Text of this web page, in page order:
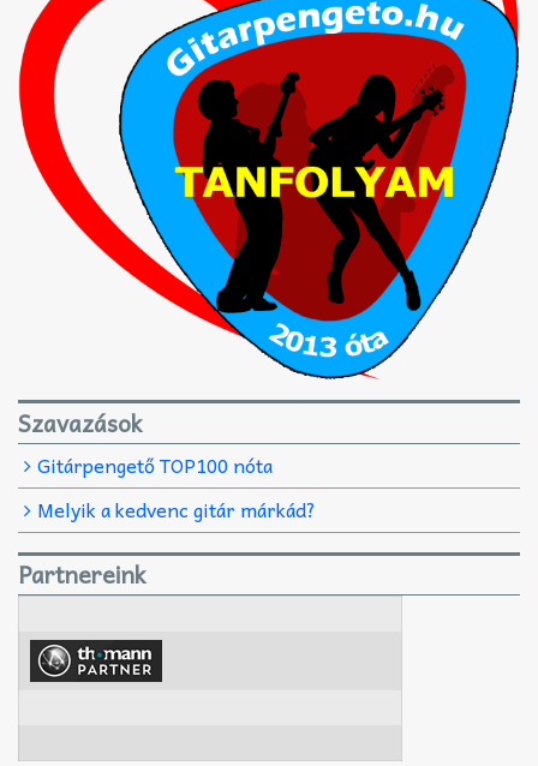
Szavazások
Gitárpengető TOP100 nóta
Melyik a kedvenc gitár márkád?
Partnereink